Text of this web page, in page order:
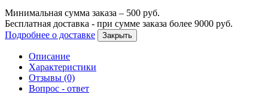
Минимальная сумма заказа – 500 руб.
Бесплатная доставка - при сумме заказа более 9000 руб.
Подробнее о доставке
Закрыть
Описание
Характеристики
Отзывы (0)
Вопрос - ответ